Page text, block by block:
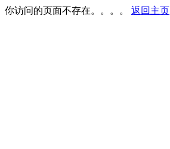
你访问的页面不存在。。。。 返回主页